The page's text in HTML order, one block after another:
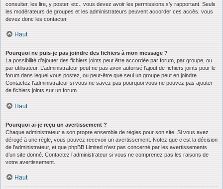
consulter, les lire, y poster, etc., vous devez avoir les permissions s’y rapportant. Seuls
les modérateurs de groupes et les administrateurs peuvent accorder ces accès, vous
devez donc les contacter.
Haut
Pourquoi ne puis-je pas joindre des fichiers à mon message ?
La possibilité d’ajouter des fichiers joints peut être accordée par forum, par groupe, ou
par utilisateur. L’administrateur peut ne pas avoir autorisé l’ajout de fichiers joints pour le
forum dans lequel vous postez, ou peut-être que seul un groupe peut en joindre.
Contactez l’administrateur si vous ne savez pas pourquoi vous ne pouvez pas ajouter
de fichiers joints sur un forum.
Haut
Pourquoi ai-je reçu un avertissement ?
Chaque administrateur a son propre ensemble de règles pour son site. Si vous avez
dérogé à une règle, vous pouvez recevoir un avertissement. Notez que c’est la décision
de l’administrateur, et que phpBB Limited n’est pas concerné par les avertissements
d’un site donné. Contactez l’administrateur si vous ne comprenez pas les raisons de
votre avertissement.
Haut